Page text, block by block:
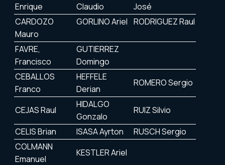
Enrique
Claudio
José
CARDOZO
Mauro
GORLINO Ariel RODRIGUEZ Raul
FAVRE,
Francisco
GUTIERREZ
Domingo
CEBALLOS
Franco
HEFFELE
Derian
ROMERO Sergio
CEJAS Raul
HIDALGO
Gonzalo
RUIZ Silvio
CELIS Brian
ISASA Ayrton
RUSCH Sergio
COLMANN
Emanuel
KESTLER Ariel